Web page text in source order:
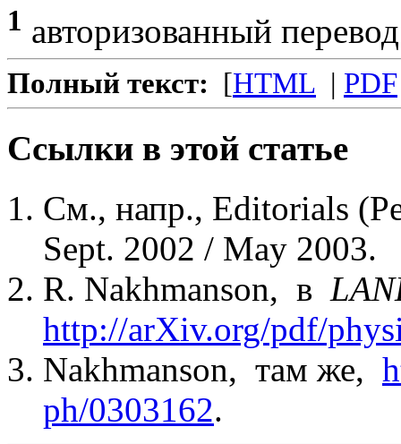
1 aвторизованный
Полный текст: [HTML | PDF
Ссылки в этой статье
См., напр., Editorials
Sept. 2002 / May 2003.
R. Nakhmanson, в
http://arXiv.org/pdf/
Nakhmanson, там же,
ph/0303162.